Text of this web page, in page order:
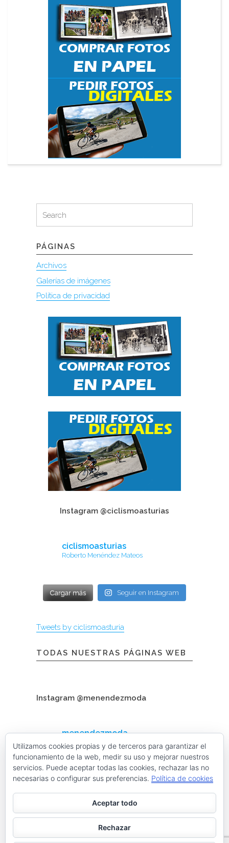
for:
Search
PÁGINAS
Archivos
Galerías de imágenes
Política de privacidad
Instagram @ciclismoasturias
ciclismoasturias
Roberto Menéndez Mateos
Cargar más Seguir en Instagram
Tweets by ciclismoasturia
TODAS NUESTRAS PÁGINAS WEB
Instagram @menendezmoda
menendezmoda
Menéndez Moda hombre
Cargar más Seguir en Instagram
Contacta con nosotros
Utilizamos cookies propias y de terceros para garantizar el
funcionamiento de la web, medir su uso y mejorar nuestros
servicios. Puede aceptar todas las cookies, rechazar las no
necesarias o configurar sus preferencias. Política de cookies
Aceptar todo
Rechazar